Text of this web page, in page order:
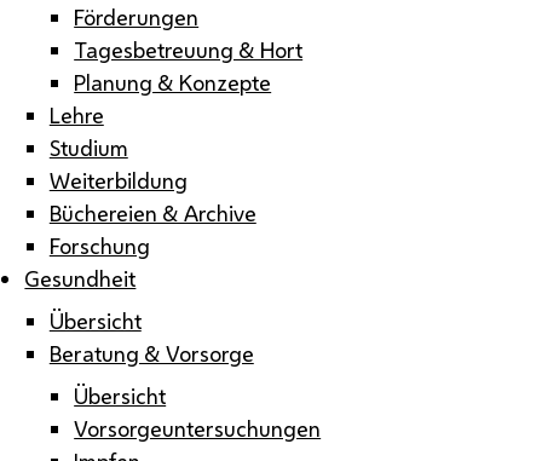
Förderungen
Tagesbetreuung & Hort
Planung & Konzepte
Lehre
Studium
Weiterbildung
Büchereien & Archive
Forschung
Gesundheit
Übersicht
Beratung & Vorsorge
Übersicht
Vorsorgeuntersuchungen